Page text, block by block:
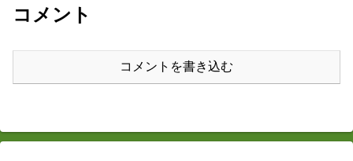
コメント
コメントを書き込む